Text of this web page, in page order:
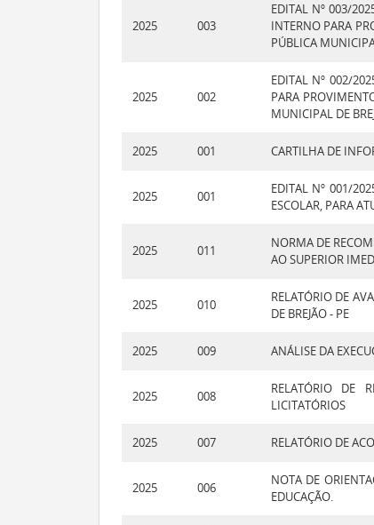
2025 003
EDITAL Nº 003/
INTERNO PARA
PÚBLICA
2025 002
EDITAL Nº 002/
PARA
MUNICIPAL DE
2025 001 CARTILHA DE
2025 001
EDITAL Nº 001/
ESCOLAR, PARA
2025 011
NORMA DE
AO SUPERIOR
2025 010
RELATÓRIO DE
DE BREJÃO - PE
2025 009 ANÁLISE DA
2025 008
RELATÓRIO DE
LICITATÓRIOS
2025 007 RELATÓRIO DE
2025 006
NOTA DE
EDUCAÇÃO.